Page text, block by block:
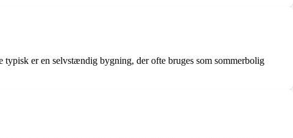
er en selvstændig bygning, der ofte bruges som sommerbolig